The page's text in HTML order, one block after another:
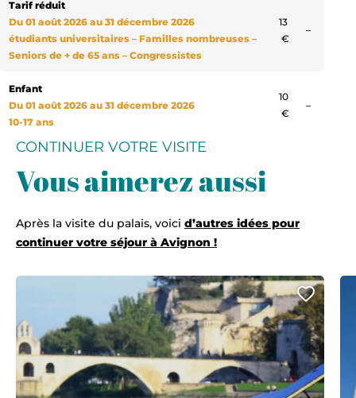
Tarif réduit
Du 01 août 2026 au 31 décembre 2026
étudiants universitaires – Familles nombreuses –
Seniors de + de 65 ans – Congressistes
13
€
–Non
Enfant
Du 01 août 2026 au 31 décembre 2026
10-17 ans
10
€
–Non
CONTINUER VOTRE VISITE
Vous aimerez aussi
Après la visite du palais, voici d’autres idées pour
continuer votre séjour à Avignon !